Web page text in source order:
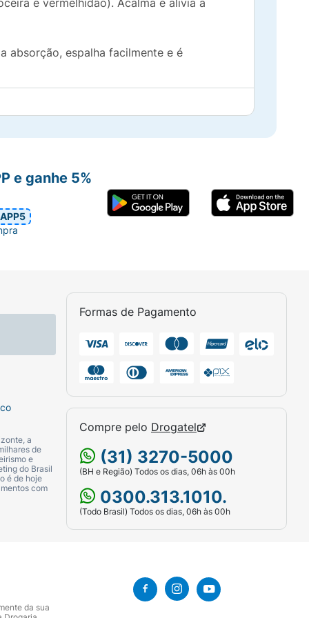
e vermelhidão). Acalma e alivia a
absorção, espalha facilmente e é
a
de
e
do Brasil
é de hoje
com
Formas de Pagamento
Compre pelo Drogatel
(31) 3270-5000
(BH e Região) Todos os dias, 06h às 00h
0300.313.1010.
(Todo Brasil) Todos os dias, 06h às 00h
e ganhe 5%
APP5
da sua